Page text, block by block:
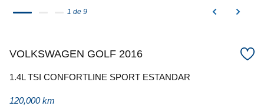
1 de 9
VOLKSWAGEN GOLF 2016
1.4L TSI CONFORTLINE SPORT ESTANDAR
120,000 km